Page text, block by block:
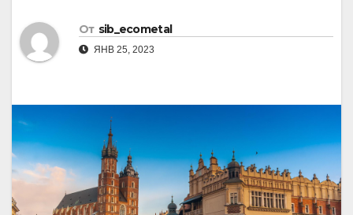
От sib_ecometal
ЯНВ 25, 2023